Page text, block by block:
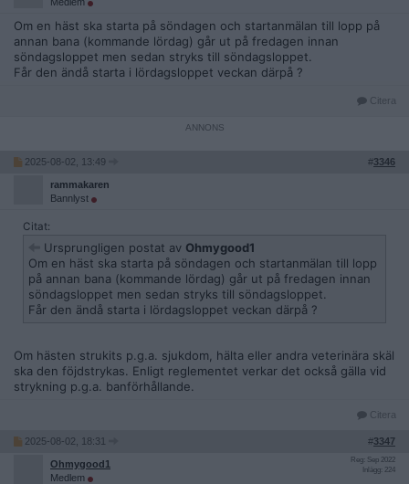
Om en häst ska starta på söndagen och startanmälan till lopp på
annan bana (kommande lördag) går ut på fredagen innan
söndagsloppet men sedan stryks till söndagsloppet.
Får den ändå starta i lördagsloppet veckan därpå ?
Citera
2025-08-02, 13:49 #3346
rammakaren
Bannlyst
Citat:
Ursprungligen postat av Ohmygood1
Om en häst ska starta på söndagen och startanmälan till lopp
på annan bana (kommande lördag) går ut på fredagen innan
söndagsloppet men sedan stryks till söndagsloppet.
Får den ändå starta i lördagsloppet veckan därpå ?
Om hästen strukits p.g.a. sjukdom, hälta eller andra veterinära skäl
ska den föjdstrykas. Enligt reglementet verkar det också gälla vid
strykning p.g.a. banförhållande.
Citera
2025-08-02, 18:31 #3347
Ohmygood1
Medlem
Reg: Sep 2022
Inlägg: 224